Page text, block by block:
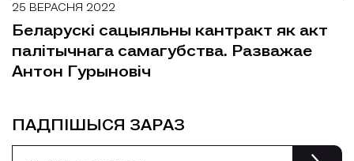
25 ВЕРАСНЯ 2022
Беларускі сацыяльны кантракт як акт
палітычнага самагубства. Разважае
Антон Гурыновіч
ПАДПІШЫСЯ ЗАРАЗ